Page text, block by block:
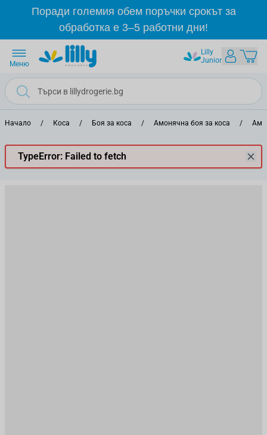
Прескачане към съдържанието
Поради големия обем поръчки срокът за
обработка е 3–5 работни дни!
Lilly
Junior
Меню
Начало / Коса / Боя за коса / Амонячна боя за коса /
TypeError: Failed to fetch